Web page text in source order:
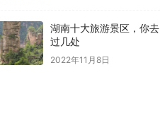
湖南十大旅游景区，你去
过几处
2022年11月8日